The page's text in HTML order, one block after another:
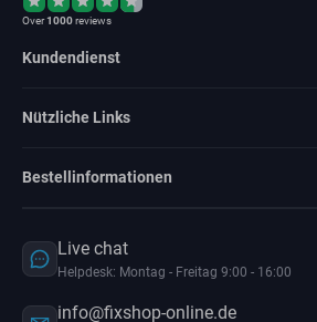
Over1000reviews
Kundendienst
Nützliche Links
Bestellinformationen
Live chat
Helpdesk: Montag - Freitag 9:00 - 16:00
info@fixshop-online.de